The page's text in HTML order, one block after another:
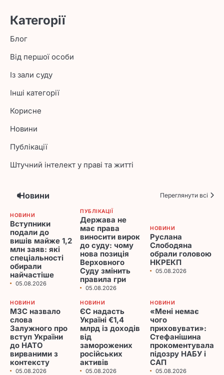
Категорії
Блог
Від першої особи
Із зали суду
Інші категорії
Корисне
Новини
Публікації
Штучний інтелект у праві та житті
Новини Переглянути всі
НОВИНИ
Вступники
подали до
вишів майже 1,2
млн заяв: які
спеціальності
обирали
найчастіше
05.08.2026
ПУБЛІКАЦІЇ
Держава не
має права
виносити вирок
до суду: чому
нова позиція
Верховного
Суду змінить
правила гри
05.08.2026
НОВИНИ
Руслана
Слободяна
обрали головою
НКРЕКП
05.08.2026
НОВИНИ
МЗС назвало
слова
Залужного про
вступ України
до НАТО
вирваними з
контексту
05.08.2026
НОВИНИ
ЄС надасть
Україні €1,4
млрд із доходів
від
заморожених
російських
активів
05.08.2026
НОВИНИ
«Мені немає
чого
приховувати»:
Стефанішина
прокоментувала
підозру НАБУ і
САП
05.08.2026